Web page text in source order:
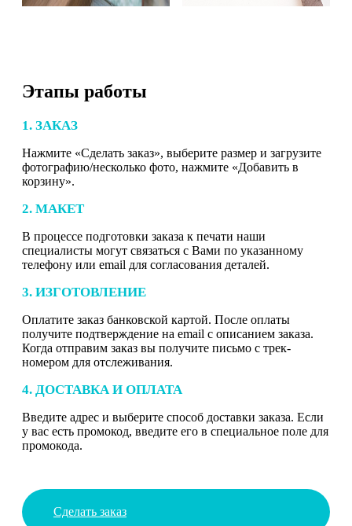
Этапы работы
1. ЗАКАЗ
Нажмите «Сделать заказ», выберите размер и загрузите
фотографию/несколько фото, нажмите «Добавить в
корзину».
2. МАКЕТ
В процессе подготовки заказа к печати наши
специалисты могут связаться с Вами по указанному
телефону или email для согласования деталей.
3. ИЗГОТОВЛЕНИЕ
Оплатите заказ банковской картой. После оплаты
получите подтверждение на email с описанием заказа.
Когда отправим заказ вы получите письмо с трек-
номером для отслеживания.
4. ДОСТАВКА И ОПЛАТА
Введите адрес и выберите способ доставки заказа. Если
у вас есть промокод, введите его в специальное поле для
промокода.
Сделать заказ